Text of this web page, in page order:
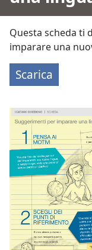
Questa scheda ti
imparare una
Scarica